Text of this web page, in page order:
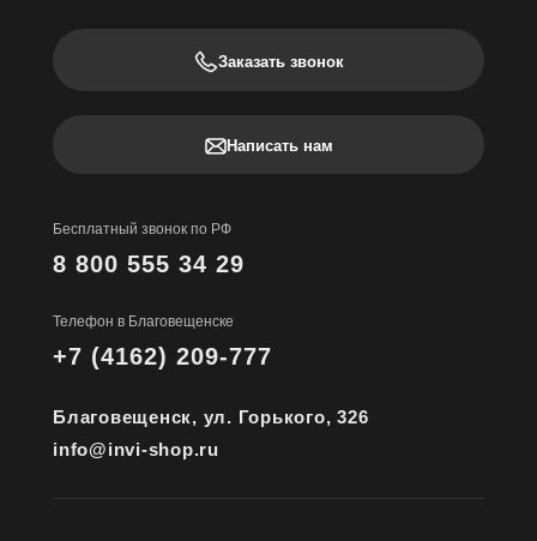
Заказать звонок
Написать нам
Бесплатный звонок по РФ
8 800 555 34 29
Телефон в Благовещенске
+7 (4162) 209-777
Благовещенск, ул. Горького, 326
info@invi-shop.ru